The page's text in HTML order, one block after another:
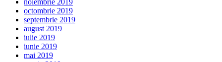
noiembrie 2019
octombrie 2019
septembrie 2019
august 2019
iulie 2019
iunie 2019
mai 2019